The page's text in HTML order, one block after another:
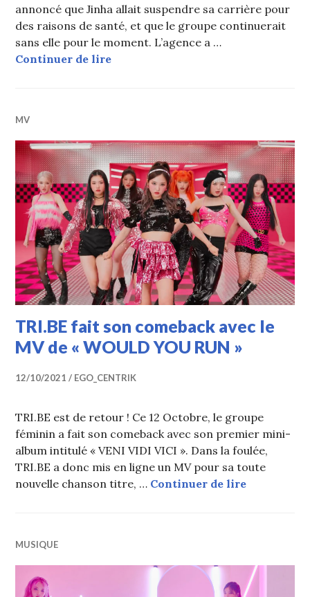
annoncé que Jinha allait suspendre sa carrière pour
des raisons de santé, et que le groupe continuerait
sans elle pour le moment. L’agence a …
Continuer de lireJinha (TRI.BE) suspend sa carrière
MV
TRI.BE fait son comeback avec le
MV de « WOULD YOU RUN »
12/10/2021 EGO_CENTRIK
TRI.BE est de retour ! Ce 12 Octobre, le groupe
féminin a fait son comeback avec son premier mini-
album intitulé « VENI VIDI VICI ». Dans la foulée,
TRI.BE a donc mis en ligne un MV pour sa toute
nouvelle chanson titre, … Continuer de lireTRI.BE fait
MUSIQUE